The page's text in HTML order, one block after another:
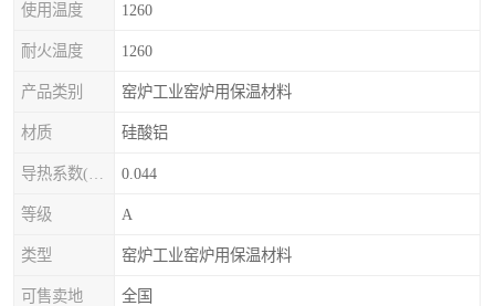
使用温度 1260
耐火温度 1260
产品类别 窑炉工业窑炉用保温材料
材质 硅酸铝
0.044
等级 A
类型 窑炉工业窑炉用保温材料
可售卖地 全国